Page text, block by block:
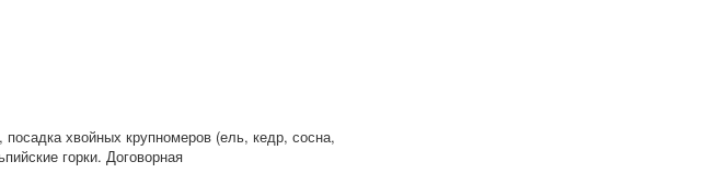
хвойных крупномеров (ель, кедр, сосна,
горки. Договорная